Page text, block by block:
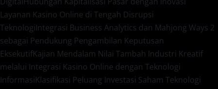
Layanan Kasino Online di Tengah Disrupsi
TeknologiIntegrasi Business Analytics dan Mahjong Ways 2
sebagai Pendukung Pengambilan Keputusan
EksekutifKajian Mendalam Nilai Tambah Industri Kreatif
melalui Integrasi Kasino Online dengan Teknologi
InformasiKlasifikasi Peluang Investasi Saham Teknologi